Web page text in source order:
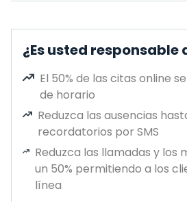
¿Es usted responsable
El 50% de las citas online
de horario
Reduzca las ausencias
recordatorios por SMS
Reduzca las llamadas y los
un 50% permitiendo a los
línea